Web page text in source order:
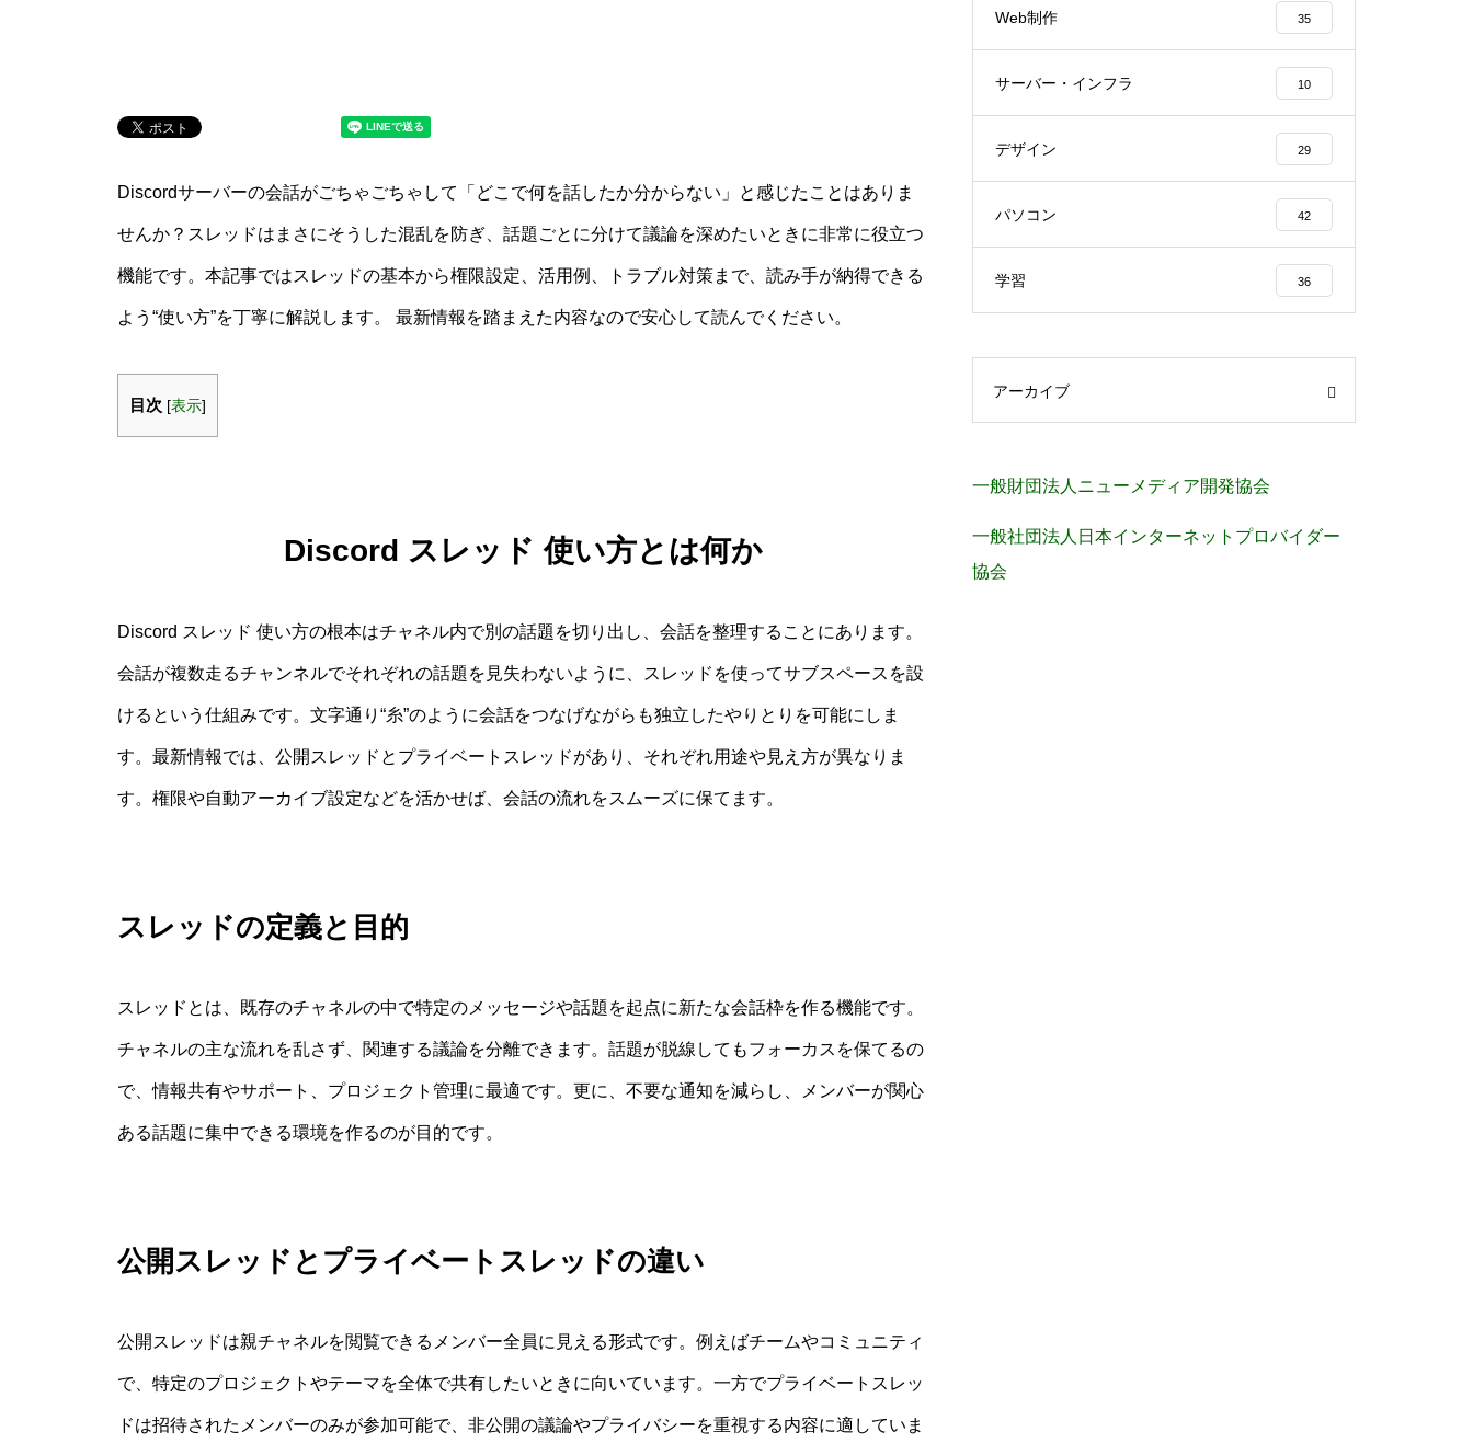
Discordサーバーの会話がごちゃごちゃして「どこで何を話したか分からない」と感じたことはありま
せんか？スレッドはまさにそうした混乱を防ぎ、話題ごとに分けて議論を深めたいときに非常に役立つ
機能です。本記事ではスレッドの基本から権限設定、活用例、トラブル対策まで、読み手が納得できる
よう“使い方”を丁寧に解説します。 最新情報を踏まえた内容なので安心して読んでください。
目次 [表示]
Discord スレッド 使い方とは何か
Discord スレッド 使い方の根本はチャネル内で別の話題を切り出し、会話を整理することにあります。
会話が複数走るチャンネルでそれぞれの話題を見失わないように、スレッドを使ってサブスペースを設
けるという仕組みです。文字通り“糸”のように会話をつなげながらも独立したやりとりを可能にしま
す。最新情報では、公開スレッドとプライベートスレッドがあり、それぞれ用途や見え方が異なりま
す。権限や自動アーカイブ設定などを活かせば、会話の流れをスムーズに保てます。
スレッドの定義と目的
スレッドとは、既存のチャネルの中で特定のメッセージや話題を起点に新たな会話枠を作る機能です。
チャネルの主な流れを乱さず、関連する議論を分離できます。話題が脱線してもフォーカスを保てるの
で、情報共有やサポート、プロジェクト管理に最適です。更に、不要な通知を減らし、メンバーが関心
ある話題に集中できる環境を作るのが目的です。
公開スレッドとプライベートスレッドの違い
公開スレッドは親チャネルを閲覧できるメンバー全員に見える形式です。例えばチームやコミュニティ
で、特定のプロジェクトやテーマを全体で共有したいときに向いています。一方でプライベートスレッ
ドは招待されたメンバーのみが参加可能で、非公開の議論やプライバシーを重視する内容に適していま
Web制作 35
サーバー・インフラ 10
デザイン 29
パソコン 42
学習 36
アーカイブ
一般財団法人ニューメディア開発協会
一般社団法人日本インターネットプロバイダー
協会